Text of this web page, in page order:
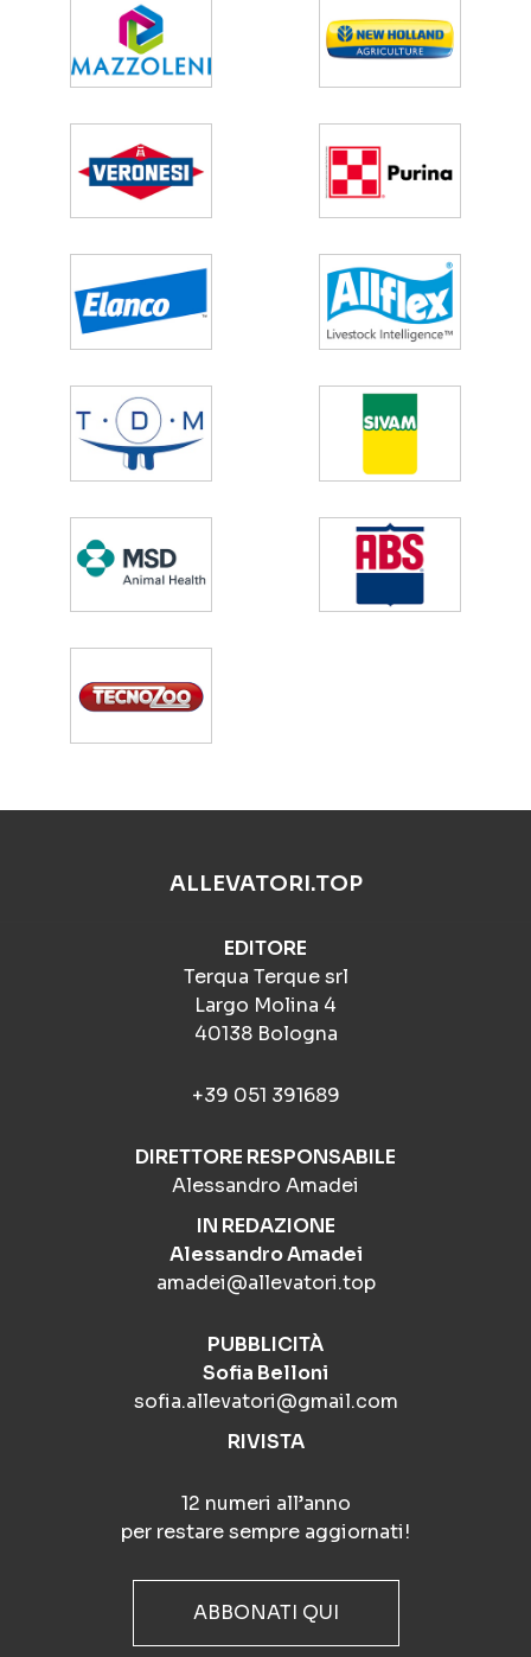
ALLEVATORI.TOP
EDITORE
Terqua Terque srl
Largo Molina 4
40138 Bologna
+39 051 391689
DIRETTORE RESPONSABILE
Alessandro Amadei
IN REDAZIONE
Alessandro Amadei
amadei@allevatori.top
PUBBLICITÀ
Sofia Belloni
sofia.allevatori@gmail.com
RIVISTA
12 numeri all’anno
per restare sempre aggiornati!
ABBONATI QUI